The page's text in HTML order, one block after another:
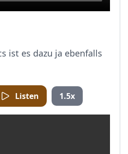
ist es dazu ja ebenfalls
Listen 1.5x